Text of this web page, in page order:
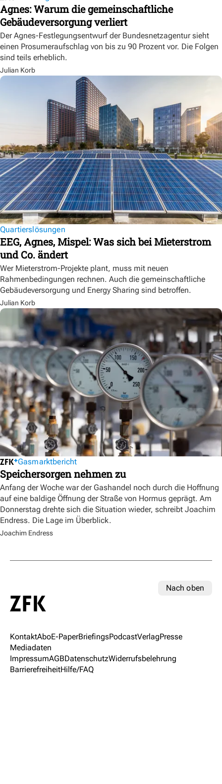
Agnes: Warum die gemeinschaftliche
Gebäudeversorgung verliert
Der Agnes-Festlegungsentwurf der Bundesnetzagentur sieht
einen Prosumeraufschlag von bis zu 90 Prozent vor. Die Folgen
sind teils erheblich.
Julian Korb
Quartierslösungen
EEG, Agnes, Mispel: Was sich bei Mieterstrom
und Co. ändert
Wer Mieterstrom-Projekte plant, muss mit neuen
Rahmenbedingungen rechnen. Auch die gemeinschaftliche
Gebäudeversorgung und Energy Sharing sind betroffen.
Julian Korb
Gasmarktbericht
Speichersorgen nehmen zu
Anfang der Woche war der Gashandel noch durch die Hoffnung
auf eine baldige Öffnung der Straße von Hormus geprägt. Am
Donnerstag drehte sich die Situation wieder, schreibt Joachim
Endress. Die Lage im Überblick.
Joachim Endress
Nach oben
KontaktAboE-PaperBriefingsPodcastVerlagPresse
Mediadaten
ImpressumAGBDatenschutzWiderrufsbelehrung
BarrierefreiheitHilfe/FAQ